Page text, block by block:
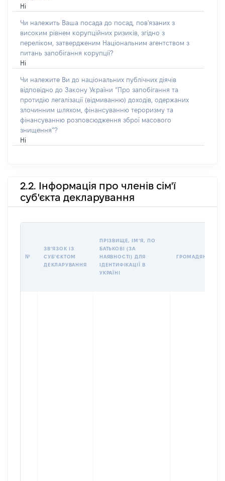
Ні
Чи належить Ваша посада до посад, пов'язаних з
високим рівнем корупційних ризиків, згідно з
переліком, затвердженим Національним агентством з
питань запобігання корупції?
Ні
Чи належите Ви до національних публічних діячів
відповідно до Закону України “Про запобігання та
протидію легалізації (відмиванню) доходів, одержаних
злочинним шляхом, фінансуванню тероризму та
фінансуванню розповсюдження зброї масового
знищення”?
Ні
2.2. Інформація про членів сім'ї
суб'єкта декларування
№
ЗВʼЯЗОК ІЗ
СУБʼЄКТОМ
ДЕКЛАРУВАННЯ
ПРІЗВИЩЕ, ІМʼЯ, ПО
БАТЬКОВІ (ЗА
НАЯВНОСТІ) ДЛЯ
ІДЕНТИФІКАЦІЇ В
УКРАЇНІ
ГРОМАДЯНСТВО